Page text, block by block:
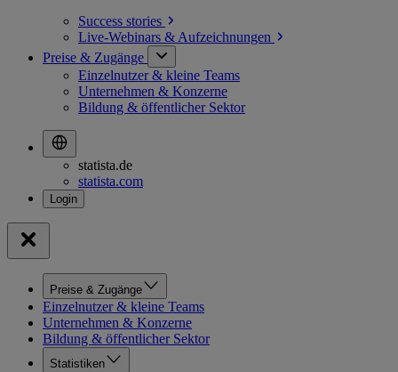
Success stories
Live-Webinars & Aufzeichnungen
Preise & Zugänge
Einzelnutzer & kleine Teams
Unternehmen & Konzerne
Bildung & öffentlicher Sektor
statista.de
statista.com
Preise & Zugänge
Einzelnutzer & kleine Teams
Unternehmen & Konzerne
Bildung & öffentlicher Sektor
Statistiken